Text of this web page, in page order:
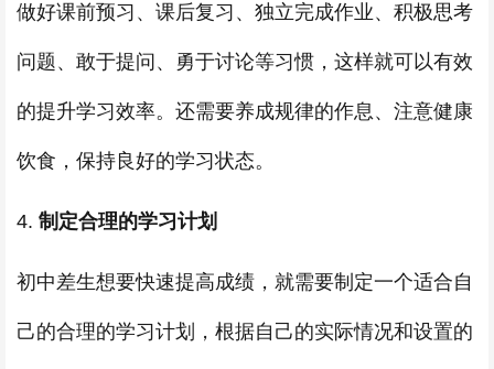
做好课前预习、课后复习、独立完成作业、积极思考
问题、敢于提问、勇于讨论等习惯，这样就可以有效
的提升学习效率。还需要养成规律的作息、注意健康
饮食，保持良好的学习状态。
4. 制定合理的学习计划
初中差生想要快速提高成绩，就需要制定一个适合自
己的合理的学习计划，根据自己的实际情况和设置的